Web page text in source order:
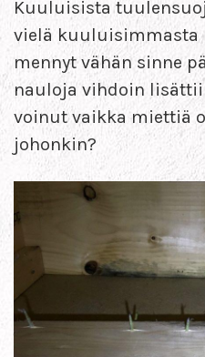
Kuuluisista
vielä kuuluisimmasta
mennyt vähän sinne
nauloja vihdoin
voinut vaikka miettiä
johonkin?